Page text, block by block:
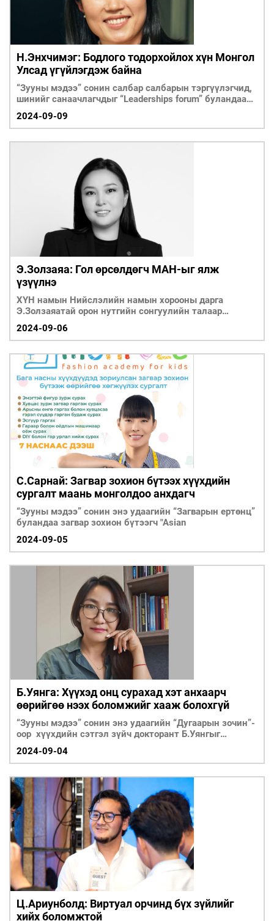
Н.Энхчимэг: Бодлого тодорхойлох хүн Монгол
Улсад үгүйлэгдэж байна
“Зууны мэдээ” сонин салбар салбарын тэргүүлэгчид,
шинийг санаачлагчдыг “Leaderships forum” буландаа
урьж Монгол У
2024-09-09
Э.Золзаяа: Гол өрсөлдөгч МАН-ыг ялж
үзүүлнэ
ХҮН намын Нийслэлийн намын хорооны дарга
Э.Золзаяатай орон нутгийн сонгуулийн талаар
2024-09-06
С.Сарнай: Загвар зохион бүтээх хүүхдийн
сургалт маань монголдоо анхдагч
“Зууны мэдээ” сонин энэ удаагийн “Загварын ертөнц”
буландаа загвар зохион бүтээгч "Asian
2024-09-05
Б.Уянга: Хүүхэд онц сурахад хэт анхаарч
өөрийгөө нээх боломжийг хааж болохгүй
“Зууны мэдээ” сонин энэ удаагийн “Дугаарын зочин”-
оор хүүхдийн сэтгэл зүйч докторант Б.Уянгыг
урилаа.
2024-09-04
Ц.Ариунболд: Виртуал орчинд бүх зүйлийг
хийх боломжтой